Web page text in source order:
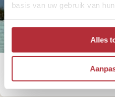
basis van uw gebruik van
Alles
5 reisroutes voor een
kinderen